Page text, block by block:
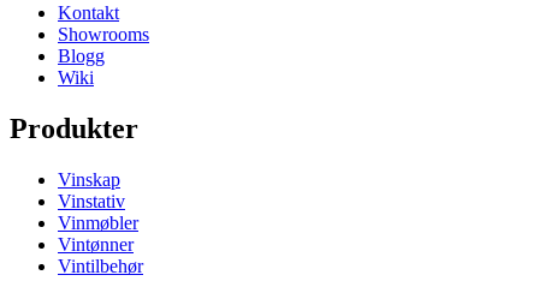
Kontakt
Showrooms
Blogg
Wiki
Produkter
Vinskap
Vinstativ
Vinmøbler
Vintønner
Vintilbehør